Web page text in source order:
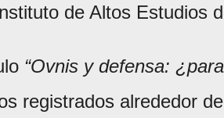
de Altos Estudios
“Ovnis y defensa:
registrados alrededor